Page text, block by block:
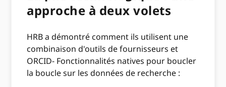
approche à deux volets
HRB a démontré comment ils utilisent une
combinaison d'outils de fournisseurs et
ORCID- Fonctionnalités natives pour boucler
la boucle sur les données de recherche :